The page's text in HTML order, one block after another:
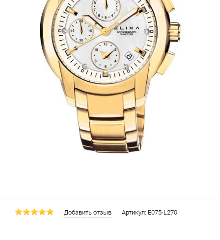
Добавить отзыв Артикул: E075-L270